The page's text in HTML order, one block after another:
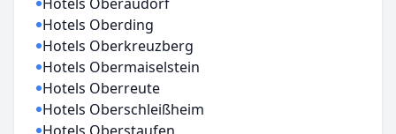
Hotels Oberding
Hotels Oberkreuzberg
Hotels Obermaiselstein
Hotels Oberreute
Hotels Oberschleißheim